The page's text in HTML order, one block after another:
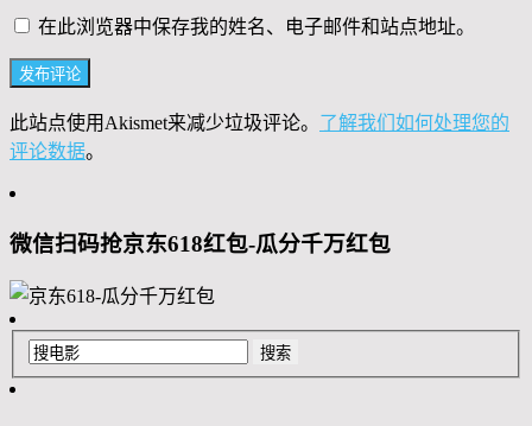
在此浏览器中保存我的姓名、电子邮件和站点地址。
此站点使用Akismet来减少垃圾评论。 了解我们如何处理您的
评论数据。
微信扫码抢京东618红包-瓜分千万红包